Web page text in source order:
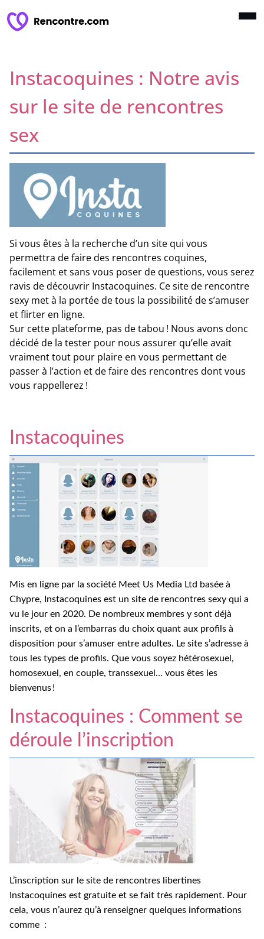
Instacoquines : Notre avis
sur le site de rencontres
sex
Si vous êtes à la recherche d’un site qui vous
permettra de faire des rencontres coquines,
facilement et sans vous poser de questions, vous serez
ravis de découvrir Instacoquines. Ce site de rencontre
sexy met à la portée de tous la possibilité de s’amuser
et flirter en ligne.
Sur cette plateforme, pas de tabou ! Nous avons donc
décidé de la tester pour nous assurer qu’elle avait
vraiment tout pour plaire en vous permettant de
passer à l’action et de faire des rencontres dont vous
vous rappellerez !
Instacoquines
Mis en ligne par la société Meet Us Media Ltd basée à
Chypre, Instacoquines est un site de rencontres sexy qui a
vu le jour en 2020. De nombreux membres y sont déjà
inscrits, et on a l’embarras du choix quant aux profils à
disposition pour s’amuser entre adultes. Le site s’adresse à
tous les types de profils. Que vous soyez hétérosexuel,
homosexuel, en couple, transsexuel… vous êtes les
bienvenus !
Instacoquines : Comment se
déroule l’inscription
L’inscription sur le site de rencontres libertines
Instacoquines est gratuite et se fait très rapidement. Pour
cela, vous n’aurez qu’à renseigner quelques informations
comme :